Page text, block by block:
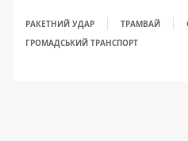
РАКЕТНИЙ УДАР ТРАМВАЙ
ГРОМАДСЬКИЙ ТРАНСПОРТ